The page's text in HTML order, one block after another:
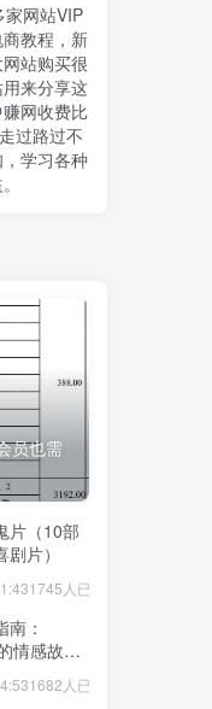
网站VIP
教程，新
站购买很
来分享这
网收费比
过路过不
学习各种
员也需
片（10部
片）
1745人已阅读
：
情感故事
1682人已阅读